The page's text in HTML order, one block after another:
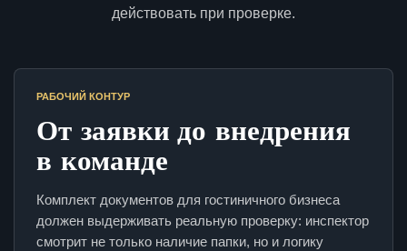
действовать при проверке.
РАБОЧИЙ КОНТУР
От заявки до внедрения
в команде
Комплект документов для гостиничного бизнеса
должен выдерживать реальную проверку: инспектор
смотрит не только наличие папки, но и логику